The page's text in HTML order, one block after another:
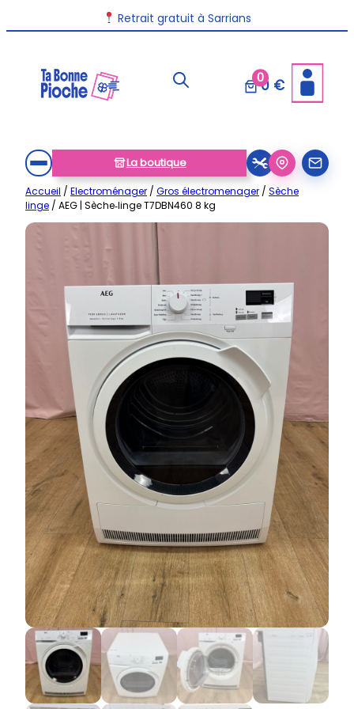
au
Retrait gratuit à Sarrians
Livraison disponible dans toute la France
00 €
La boutique
Accueil / Electroménager / Gros électromenager / Sèche
linge / AEG | Sèche‑linge T7DBN460 8 kg